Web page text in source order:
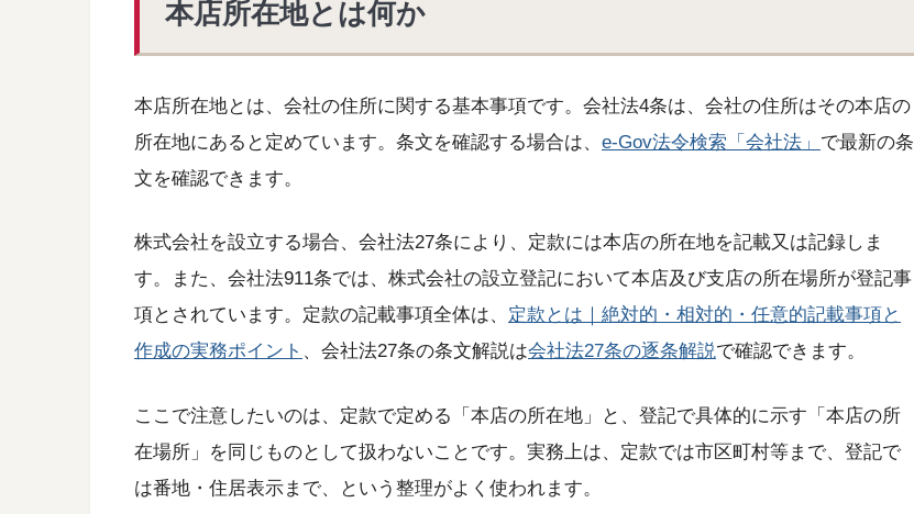
本店所在地とは何か
本店所在地とは、会社の住所に関する基本事項です。会社法4条は、会社の住所はその本店の
所在地にあると定めています。条文を確認する場合は、 e-Gov法令検索「会社法」 で最新の条
文を確認できます。
株式会社を設立する場合、会社法27条により、定款には本店の所在地を記載又は記録しま
す。また、会社法911条では、株式会社の設立登記において本店及び支店の所在場所が登記事
項とされています。定款の記載事項全体は、 定款とは｜絶対的・相対的・任意的記載事項と
作成の実務ポイント 、会社法27条の条文解説は会社法27条の逐条解説で確認できます。
ここで注意したいのは、定款で定める「本店の所在地」と、登記で具体的に示す「本店の所
在場所」を同じものとして扱わないことです。実務上は、定款では市区町村等まで、登記で
は番地・住居表示まで、という整理がよく使われます。